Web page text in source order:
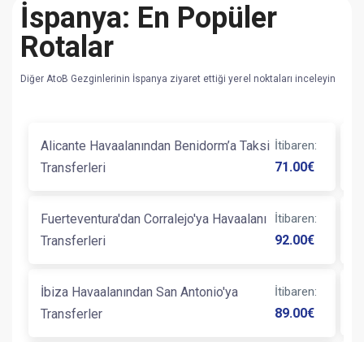
İspanya: En Popüler
Rotalar
Diğer AtoB Gezginlerinin İspanya ziyaret ettiği yerel noktaları inceleyin
Alicante Havaalanından Benidorm’a Taksi
Transferleri
İtibaren:
71.00€
Fuerteventura'dan Corralejo'ya Havaalanı
Transferleri
İtibaren:
92.00€
İbiza Havaalanından San Antonio'ya
Transferler
İtibaren:
89.00€